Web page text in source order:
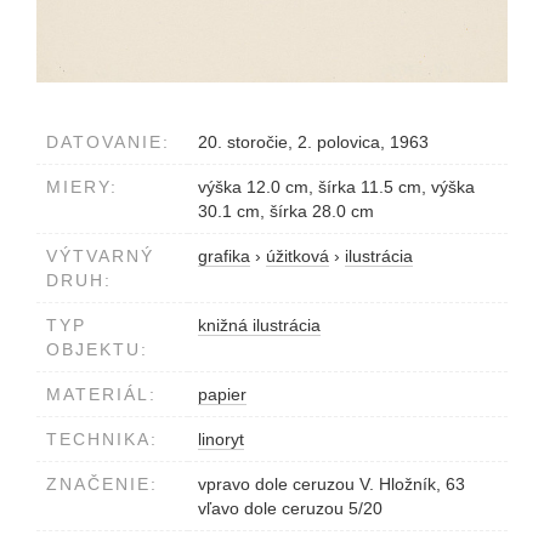
DATOVANIE: 20. storočie, 2. polovica, 1963
MIERY:
výška 12.0 cm, šírka 11.5 cm, výška
30.1 cm, šírka 28.0 cm
VÝTVARNÝ
DRUH:
grafika › úžitková › ilustrácia
TYP
OBJEKTU:
knižná ilustrácia
MATERIÁL: papier
TECHNIKA: linoryt
ZNAČENIE:
vpravo dole ceruzou V. Hložník, 63
vľavo dole ceruzou 5/20